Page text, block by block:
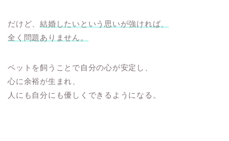
だけど、結婚したいという思いが強ければ、
全く問題ありません。
ペットを飼うことで自分の心が安定し、
心に余裕が生まれ、
人にも自分にも優しくできるようになる。